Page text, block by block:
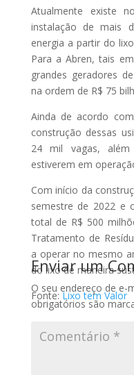
Atualmente existe
instalação de mais
energia a partir do
Para a Abren, tais
grandes geradores
na ordem de R$ 75
Ainda de acordo
construção dessas
24 mil vagas,
estiverem em
Com início da
semestre de 2022 e
total de R$ 500
Tratamento de
a operar no mesmo
do lixo de maneira
Fonte:Lixo tem Valor
Enviar um
O seu endereço de e-
obrigatórios são